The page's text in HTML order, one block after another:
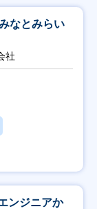
なとみらい
社
ンジニアか